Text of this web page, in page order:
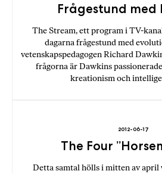
Frågestund med
The Stream, ett program i TV-
dagarna frågestund med
vetenskapspedagogen Richard
frågorna är Dawkins
kreationism och
2012-06-17
The Four
Detta samtal hölls i mitten av april